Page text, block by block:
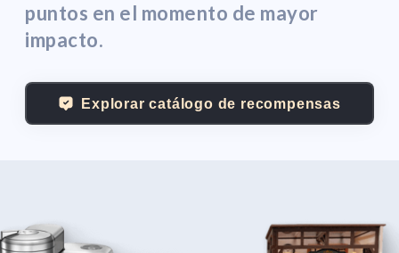
puntos en el momento de mayor
impacto.
Explorar catálogo de recompensas